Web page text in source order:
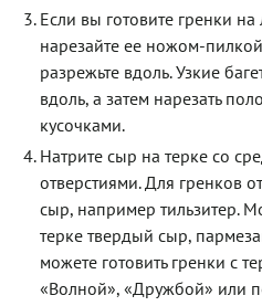
Если вы готовите гренки
нарезайте ее ножом-
разрежьте вдоль. Узкие
вдоль, а затем нарезать
кусочками.
Натрите сыр на терке со
отверстиями. Для гренков
сыр, например тильзитер.
терке твердый сыр,
можете готовить гренки с
«Волной», «Дружбой» или